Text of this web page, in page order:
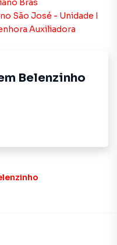
Bras
São José - Unidade I
Auxiliadora
Belenzinho